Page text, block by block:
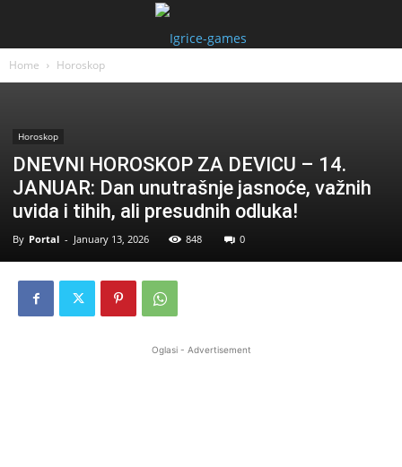
Home Horoskop
Horoskop
DNEVNI HOROSKOP ZA DEVICU – 14.
JANUAR: Dan unutrašnje jasnoće, važnih
uvida i tihih, ali presudnih odluka!
By Portal - January 13, 2026 848 0
Oglasi - Advertisement